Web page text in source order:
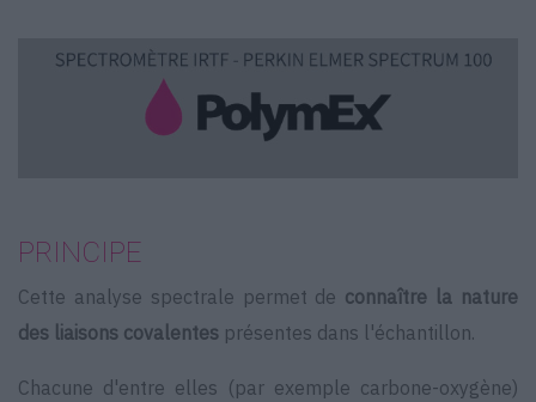
PRINCIPE
Cette analyse spectrale permet de connaître la nature
des liaisons covalentes présentes dans l'échantillon.
Chacune d'entre elles (par exemple carbone-oxygène)